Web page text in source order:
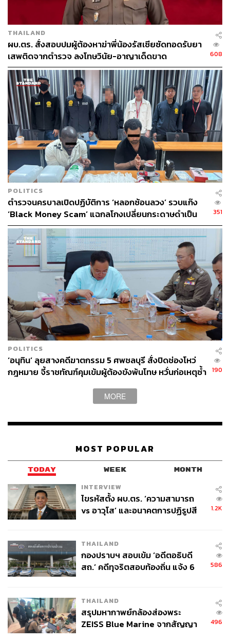
THAILAND
ผบ.ตร. สั่งสอบปมผู้ต้องหาฆ่าพี่น้องรัสเซียซัดทอดรับยา
เสพติดจากตำรวจ ลงโทษวินัย-อาญาเด็ดขาด
608
POLITICS
ตำรวจนครบาลเปิดปฏิบัติการ ‘หลอกซ้อนลวง’ รวบแก๊ง
‘Black Money Scam’ แฉกลโกงเปลี่ยนกระดาษดำเป็น
ดอลลาร์ อ้างผลิตเงิน 200 ล้านบาท
351
POLITICS
‘อนุทิน’ ลุยสางคดีฆาตกรรม 5 ศพชลบุรี สั่งปิดช่องโหว่
กฎหมาย จี้ราชทัณฑ์คุมเข้มผู้ต้องขังพ้นโทษ หวั่นก่อเหตุซ้ำ
190
MORE
MOST POPULAR
TODAY WEEK MONTH
INTERVIEW
ไขรหัสตั้ง ผบ.ตร. ‘ความสามารถ
vs อาวุโส’ และอนาคตการปฏิรูปสี
1.2K
THAILAND
กองปราบฯ สอบเข้ม ‘อดีตอธิบดี
สถ.’ คดีทุจริตสอบท้องถิ่น แจ้ง 6
586
THAILAND
สรุปมหากาพย์กล้องส่องพระ
ZEISS Blue Marine จากสัญญา
496